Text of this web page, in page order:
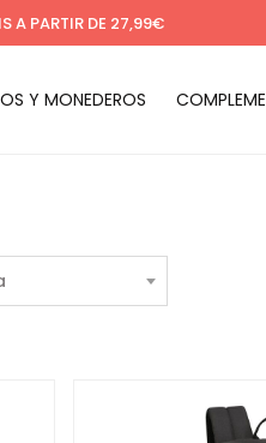
A PARTIR DE 27,99€
Y MONEDEROS